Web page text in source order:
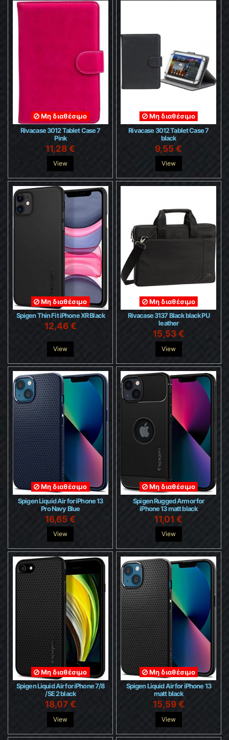
Μη διαθέσιμο
Rivacase 3012 Tablet Case 7
Pink
11,28 €
View
Μη διαθέσιμο
Rivacase 3012 Tablet Case 7
black
9,55 €
View
Μη διαθέσιμο
Spigen Thin Fit iPhone XR Black
12,46 €
View
Μη διαθέσιμο
Rivacase 3137 Black black PU
leather
15,53 €
View
Μη διαθέσιμο
Spigen Liquid Air for iPhone 13
Pro Navy Blue
16,65 €
View
Μη διαθέσιμο
Spigen Rugged Armor for
iPhone 13 matt black
11,01 €
View
Μη διαθέσιμο
Spigen Liquid Air for iPhone 7/8
/SE 2 black
18,07 €
View
Μη διαθέσιμο
Spigen Liquid Air for iPhone 13
matt black
15,59 €
View